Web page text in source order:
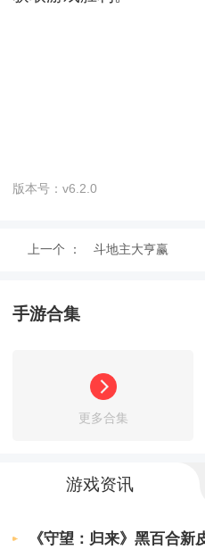
1、玩法简单自由。各种
单，让你更流畅地打牌；
3、匹配速度很快。它可
版本号：v6.2.0
上一个 ： 斗地主大亨赢
手游合集
更多合集
游戏资讯
《守望：归来》黑百合新